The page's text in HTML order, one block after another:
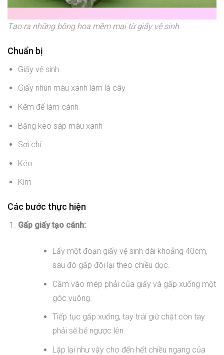
Tạo ra những bông hoa mềm mại từ giấy vệ sinh
Chuẩn bị
Giấy vệ sinh
Giấy nhún màu xanh làm lá cây
Kẽm để làm cành
Băng keo sáp màu xanh
Sợi chỉ
Kéo
Kìm
Các bước thực hiện
Gấp giấy tạo cánh:
Lấy một đoạn giấy vệ sinh dài khoảng 40cm,
sau đó gấp đôi lại theo chiều dọc.
Cầm vào mép phải của giấy và gấp xuống một
góc vuông.
Tiếp tục gấp xuống, tay trái giữ chặt còn tay
phải sẽ bẻ ngược lên.
Lặp lại như vậy cho đến hết chiều ngang của